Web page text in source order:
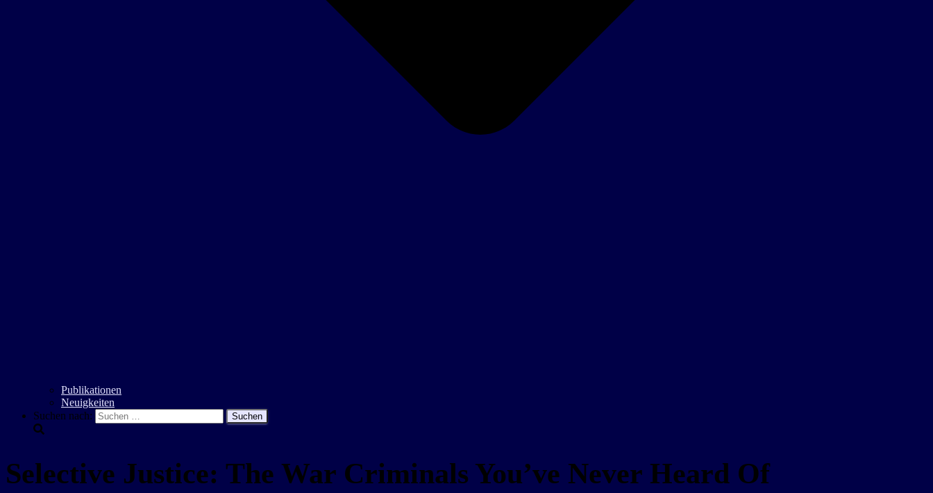
Publikationen
Neuigkeiten
Suchen nach:
Selective Justice: The War Criminals You’ve Never Heard Of